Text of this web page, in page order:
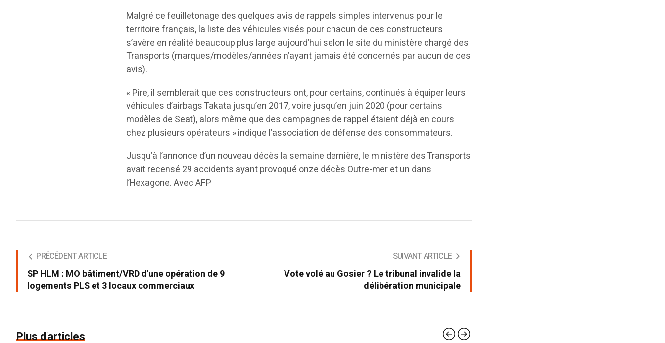
Malgré ce feuilletonage des quelques avis de rappels simples intervenus pour le
territoire français, la liste des véhicules visés pour chacun de ces constructeurs
s’avère en réalité beaucoup plus large aujourd’hui selon le site du ministère chargé des
Transports (marques/modèles/années n’ayant jamais été concernés par aucun de ces
avis).
« Pire, il semblerait que ces constructeurs ont, pour certains, continués à équiper leurs
véhicules d’airbags Takata jusqu’en 2017, voire jusqu’en juin 2020 (pour certains
modèles de Seat), alors même que des campagnes de rappel étaient déjà en cours
chez plusieurs opérateurs » indique l’association de défense des consommateurs.
Jusqu’à l’annonce d’un nouveau décès la semaine dernière, le ministère des Transports
avait recensé 29 accidents ayant provoqué onze décès Outre-mer et un dans
l’Hexagone. Avec AFP
PRÉCÉDENT ARTICLE
SP HLM : MO bâtiment/VRD d'une opération de 9
logements PLS et 3 locaux commerciaux
SUIVANT ARTICLE
Vote volé au Gosier ? Le tribunal invalide la
délibération municipale
Plus d'articles